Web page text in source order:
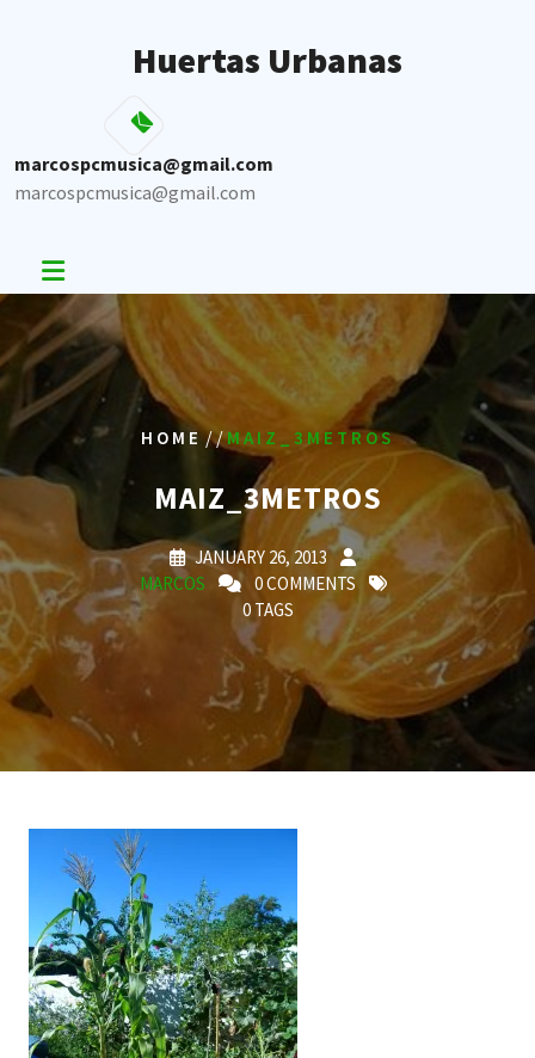
Huertas Urbanas
marcospcmusica@gmail.com
marcospcmusica@gmail.com
HOME/ /MAIZ_3METROS
MAIZ_3METROS
JANUARY 26, 2013
MARCOS
0 COMMENTS
0 TAGS